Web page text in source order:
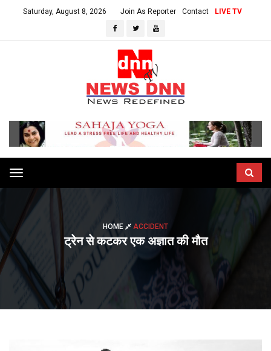
Saturday, August 8, 2026 Join As Reporter Contact LIVE TV
Toggle
navigation
HOME ACCIDENT
ट्रेन से कटकर एक अज्ञात की मौत